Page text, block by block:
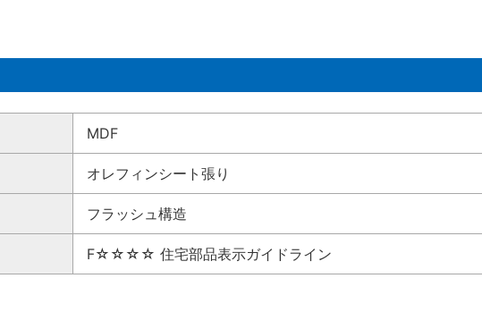
MDF
オレフィンシート張り
フラッシュ構造
F☆☆☆☆ 住宅部品表示ガイドライン